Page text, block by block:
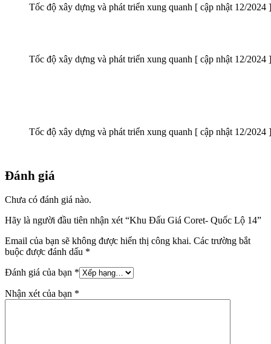
Tốc độ xây dựng và phát triển xung quanh [ cập nhật 12/2024 ]
Tốc độ xây dựng và phát triển xung quanh [ cập nhật 12/2024 ]
Tốc độ xây dựng và phát triển xung quanh [ cập nhật 12/2024 ]
Đánh giá
Chưa có đánh giá nào.
Hãy là người đầu tiên nhận xét “Khu Đấu Giá Coret- Quốc Lộ 14”
Email của bạn sẽ không được hiển thị công khai. Các trường bắt
buộc được đánh dấu *
Đánh giá của bạn *
Nhận xét của bạn *